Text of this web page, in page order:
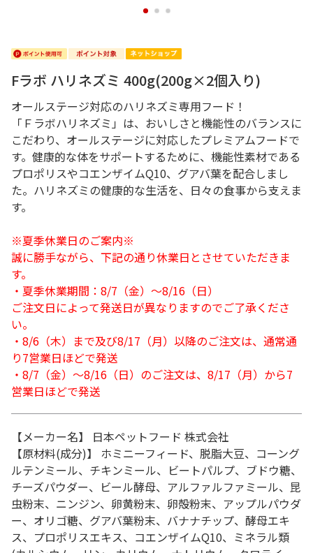
1 2 3
Fラボ ハリネズミ 400g(200g×2個入り)
オールステージ対応のハリネズミ専用フード！
「Ｆラボハリネズミ」は、おいしさと機能性のバランスに
こだわり、オールステージに対応したプレミアムフードで
す。健康的な体をサポートするために、機能性素材である
プロポリスやコエンザイムQ10、グアバ葉を配合しまし
た。ハリネズミの健康的な生活を、日々の食事から支えま
す。
※夏季休業日のご案内※
誠に勝手ながら、下記の通り休業日とさせていただきま
す。
・夏季休業期間：8/7（金）～8/16（日）
ご注文日によって発送日が異なりますのでご了承くださ
い。
・8/6（木）まで及び8/17（月）以降のご注文は、通常通
り7営業日ほどで発送
・8/7（金）～8/16（日）のご注文は、8/17（月）から7
営業日ほどで発送
【メーカー名】 日本ペットフード 株式会社
【原材料(成分)】 ホミニーフィード、脱脂大豆、コーング
ルテンミール、チキンミール、ビートパルプ、ブドウ糖、
チーズパウダー、ビール酵母、アルファルファミール、昆
虫粉末、ニンジン、卵黄粉末、卵殻粉末、アップルパウダ
ー、オリゴ糖、グアバ葉粉末、バナナチップ、酵母エキ
ス、プロポリスエキス、コエンザイムQ10、ミネラル類